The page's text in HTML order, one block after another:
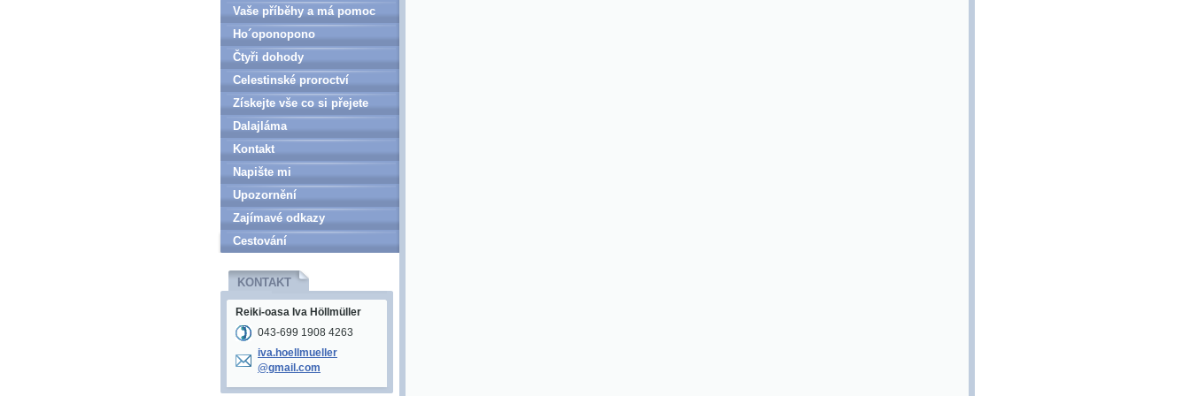
Vaše příběhy a má pomoc
Ho´oponopono
Čtyři dohody
Celestinské proroctví
Získejte vše co si přejete
Dalajláma
Kontakt
Napište mi
Upozornění
Zajímavé odkazy
Cestování
KONTAKT
Reiki-oasa Iva Höllmüller
043-699 1908 4263
iva.hoel lmueller
@gmail.com